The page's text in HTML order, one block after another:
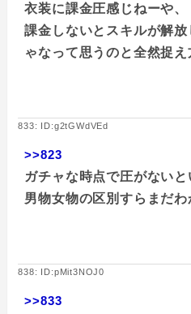
衣装に課金圧感じねーや、
課金しないとスキルが解
ゃなって思うのと全然捉
833: ID:g2tGWdVEd
>>823
ガチャな時点で圧がない
男物女物の区別すらまだわ
838: ID:pMit3NOJ0
>>833